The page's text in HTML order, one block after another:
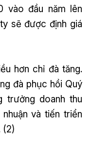
vào đầu năm lên
sẽ được định giá
hơn chỉ đà tăng.
đà phục hồi Quý
trưởng doanh thu
và tiến triển
(2)